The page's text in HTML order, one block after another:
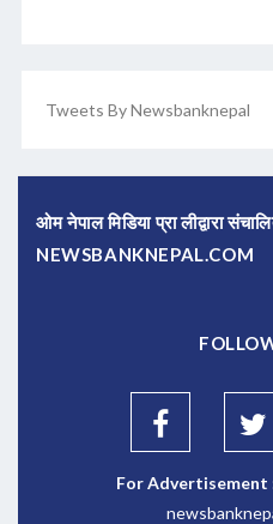
Tweets By Newsbanknepal
ओम नेपाल मिडिया प्रा लीद्वारा
NEWSBANKNEPAL.COM
For Advertisement